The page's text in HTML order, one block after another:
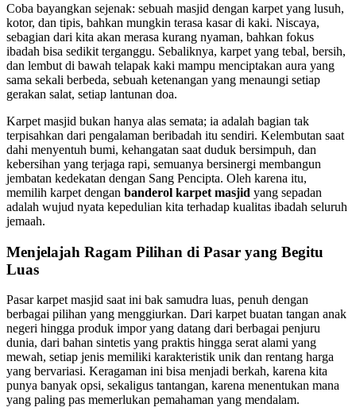
Coba bayangkan sejenak: sebuah masjid dengan karpet yang lusuh,
kotor, dan tipis, bahkan mungkin terasa kasar di kaki. Niscaya,
sebagian dari kita akan merasa kurang nyaman, bahkan fokus
ibadah bisa sedikit terganggu. Sebaliknya, karpet yang tebal, bersih,
dan lembut di bawah telapak kaki mampu menciptakan aura yang
sama sekali berbeda, sebuah ketenangan yang menaungi setiap
gerakan salat, setiap lantunan doa.
Karpet masjid bukan hanya alas semata; ia adalah bagian tak
terpisahkan dari pengalaman beribadah itu sendiri. Kelembutan saat
dahi menyentuh bumi, kehangatan saat duduk bersimpuh, dan
kebersihan yang terjaga rapi, semuanya bersinergi membangun
jembatan kedekatan dengan Sang Pencipta. Oleh karena itu,
memilih karpet dengan banderol karpet masjid yang sepadan
adalah wujud nyata kepedulian kita terhadap kualitas ibadah seluruh
jemaah.
Menjelajah Ragam Pilihan di Pasar yang Begitu
Luas
Pasar karpet masjid saat ini bak samudra luas, penuh dengan
berbagai pilihan yang menggiurkan. Dari karpet buatan tangan anak
negeri hingga produk impor yang datang dari berbagai penjuru
dunia, dari bahan sintetis yang praktis hingga serat alami yang
mewah, setiap jenis memiliki karakteristik unik dan rentang harga
yang bervariasi. Keragaman ini bisa menjadi berkah, karena kita
punya banyak opsi, sekaligus tantangan, karena menentukan mana
yang paling pas memerlukan pemahaman yang mendalam.